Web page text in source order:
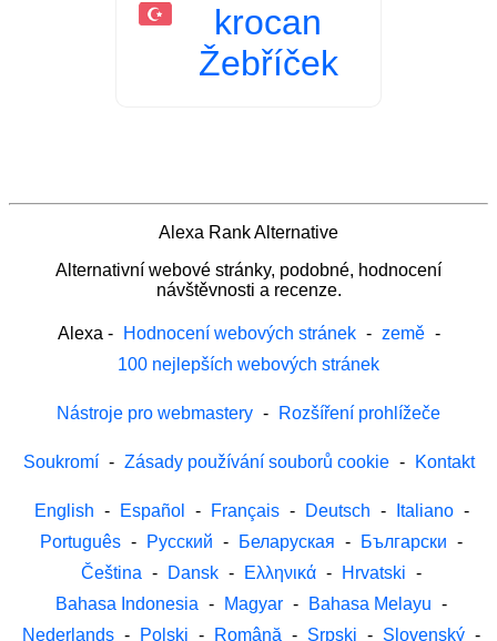
krocan
Žebříček
Alexa Rank Alternative
Alternativní webové stránky, podobné, hodnocení
návštěvnosti a recenze.
Alexa - Hodnocení webových stránek - země -
100 nejlepších webových stránek
Nástroje pro webmastery - Rozšíření prohlížeče
Soukromí - Zásady používání souborů cookie - Kontakt
English - Español - Français - Deutsch - Italiano -
Português - Русский - Беларуская - Български -
Čeština - Dansk - Ελληνικά - Hrvatski -
Bahasa Indonesia - Magyar - Bahasa Melayu -
Nederlands - Polski - Română - Srpski - Slovenský -